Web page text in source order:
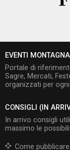
EVENTI
Portale di
Sagre, Mercati,
organizzati per
CONSIGLI (IN
In arrivo consigli
massimo le
Come